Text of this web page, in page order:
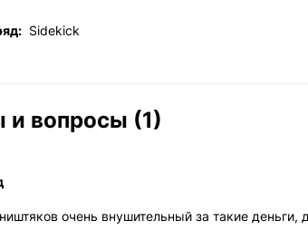
Sidekick
и вопросы (1)
очень внушительный за такие деньги,